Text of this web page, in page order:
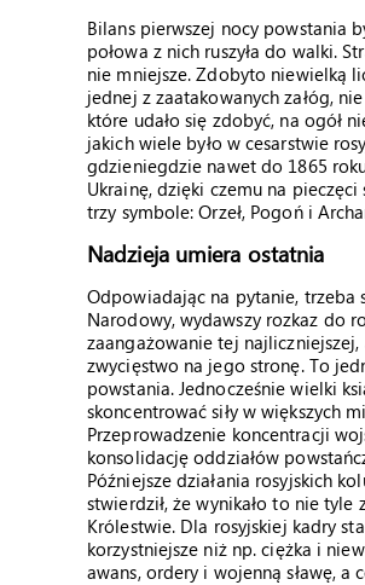
Bilans pierwszej nocy powstania
połowa z nich ruszyła do walki.
nie mniejsze. Zdobyto niewielką
jednej z zaatakowanych załóg,
które udało się zdobyć, na ogół
jakich wiele było w cesarstwie
gdzieniegdzie nawet do 1865
Ukrainę, dzięki czemu na
trzy symbole: Orzeł, Pogoń i
Nadzieja umiera ostatnia
Odpowiadając na pytanie, trzeba
Narodowy, wydawszy rozkaz do
zaangażowanie tej
zwycięstwo na jego stronę. To
powstania. Jednocześnie wielki
skoncentrować siły w większych
Przeprowadzenie koncentracji
konsolidację oddziałów
Późniejsze działania rosyjskich
stwierdził, że wynikało to nie
Królestwie. Dla rosyjskiej kadry
korzystniejsze niż np. ciężka i
awans, ordery i wojenną sławę, a